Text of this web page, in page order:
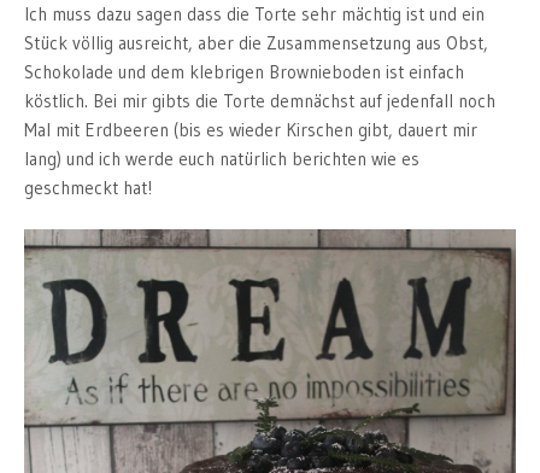
Ich muss dazu sagen dass die Torte sehr mächtig ist und ein
Stück völlig ausreicht, aber die Zusammensetzung aus Obst,
Schokolade und dem klebrigen Brownieboden ist einfach
köstlich. Bei mir gibts die Torte demnächst auf jedenfall noch
Mal mit Erdbeeren (bis es wieder Kirschen gibt, dauert mir
lang) und ich werde euch natürlich berichten wie es
geschmeckt hat!